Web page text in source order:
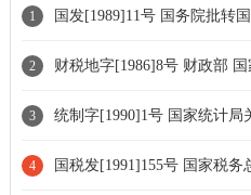
1 国发[1989]11号 国务院批转
和重新登记注册若干问题意见的
2 财税地字[1986]8号 财政部
干具体问题的解释和暂行法规》
的解释和暂行法规》的通知[条款
3 统制字[1990]1号 国家统计局
额组成的规定》的通知
4 国税发[1991]155号 国家税